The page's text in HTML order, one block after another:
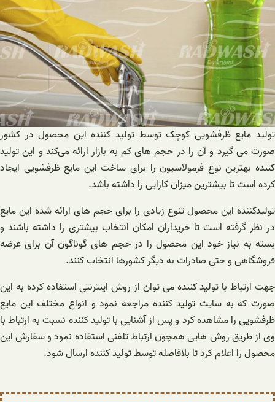
تولید مایع ظرفشویی کوچک توسط تولید کننده این محصول در کشور
صورت می ‌گیرد و آن را در حجم های کم به بازار ارائه می‌کند و این تولید
کننده بهترین نوع فرمولاسیون را برای ساخت این مایع ظرفشویی ایجاد
کرده است تا بیشترین میزان کارایی را داشته باشد.
تولیدکننده این محصول تنوع زیادی را برای حجم های ارائه شده این مایع
در نظر گرفته است تا خریداران امکان انتخاب بیشتری را داشته باشند و
بسته به نیاز خود این محصول را در حجم های گوناگون آن برای عرضه
فروشگاهی و حتی صادرات به دیگر کشورها انتخاب کنند.
جهت ارتباط با تولید کننده می توان از روش اینترنتی استفاده کرده به این
صورت که به سایت تولید کننده مراجعه نمود و انواع مختلف این مایع
ظرفشویی را مشاهده کرد و پس از آشنایی با تولید کننده نسبت به ارتباط با
وی از طریق روش هایی همچون ارتباط تلفنی استفاده نمود و سفارش این
محصول را اعلام کرد تا بلافاصله توسط تولید کننده ارسال شود.